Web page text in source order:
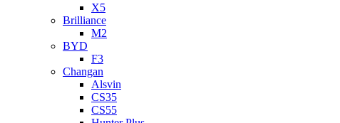
X5
Brilliance
M2
BYD
F3
Changan
Alsvin
CS35
CS55